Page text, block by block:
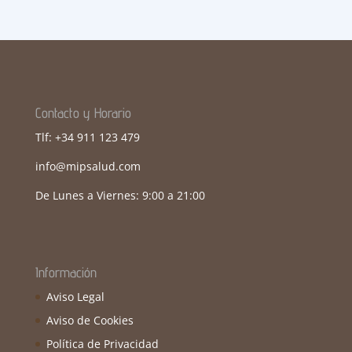
Contacto y Horario
Tlf: +34 911 123 479
info@mipsalud.com
De Lunes a Viernes: 9:00 a 21:00
Información
Aviso Legal
Aviso de Cookies
Política de Privacidad